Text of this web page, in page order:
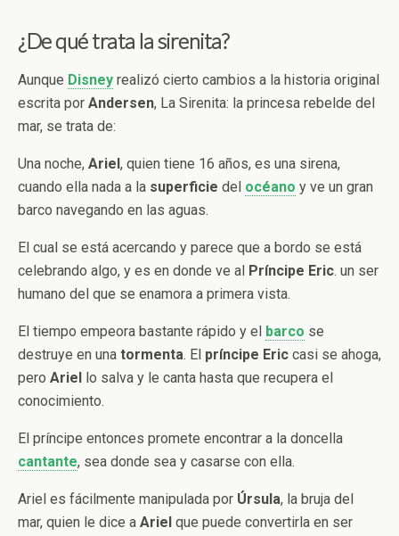
¿De qué trata la sirenita?
Aunque Disney realizó cierto cambios a la historia original
escrita por Andersen, La Sirenita: la princesa rebelde del
mar, se trata de:
Una noche, Ariel, quien tiene 16 años, es una sirena,
cuando ella nada a la superficie del océano y ve un gran
barco navegando en las aguas.
El cual se está acercando y parece que a bordo se está
celebrando algo, y es en donde ve al Príncipe Eric. un ser
humano del que se enamora a primera vista.
El tiempo empeora bastante rápido y el barco se
destruye en una tormenta. El príncipe Eric casi se ahoga,
pero Ariel lo salva y le canta hasta que recupera el
conocimiento.
El príncipe entonces promete encontrar a la doncella
cantante, sea donde sea y casarse con ella.
Ariel es fácilmente manipulada por Úrsula, la bruja del
mar, quien le dice a Ariel que puede convertirla en ser